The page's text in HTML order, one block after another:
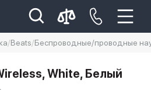
айфон 14
Beats Беспроводные/проводные
White, Белый